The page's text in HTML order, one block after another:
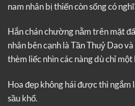
nam nhân bị thiến còn sống có
Hắn chán chường nằm trên mặt
nhân bên cạnh là Tần Thuỷ Dao
thèm liếc nhìn các nàng dù chỉ một
Hoa đẹp không hái được thì ngắm
sầu khổ.